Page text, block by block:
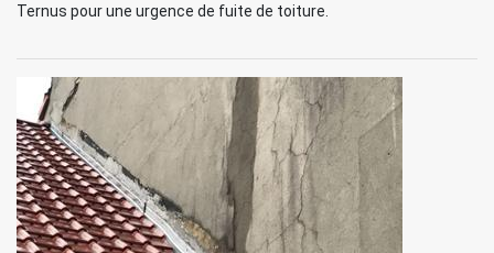
Ternus pour une urgence de fuite de toiture.